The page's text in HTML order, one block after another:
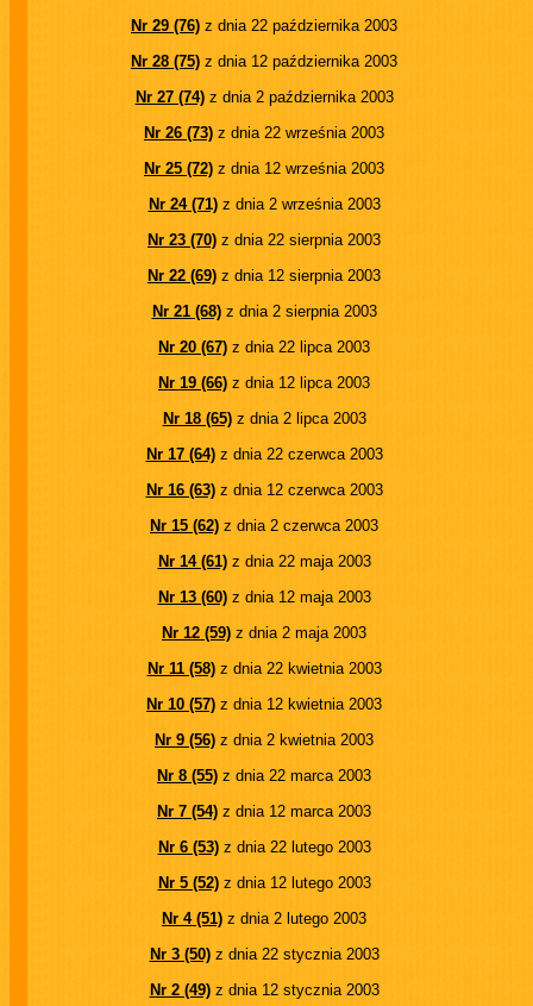
Nr 29 (76) z dnia 22 października 2003
Nr 28 (75) z dnia 12 października 2003
Nr 27 (74)z dnia 2 października 2003
Nr 26 (73) z dnia 22 września 2003
Nr 25 (72) z dnia 12 września 2003
Nr 24 (71)z dnia 2 września 2003
Nr 23 (70) z dnia 22 sierpnia 2003
Nr 22 (69) z dnia 12 sierpnia 2003
Nr 21 (68)z dnia 2 sierpnia 2003
Nr 20 (67) z dnia 22 lipca 2003
Nr 19 (66) z dnia 12 lipca 2003
Nr 18 (65)z dnia 2 lipca 2003
Nr 17 (64)z dnia 22 czerwca 2003
Nr 16 (63)z dnia 12 czerwca 2003
Nr 15 (62) z dnia 2 czerwca 2003
Nr 14 (61)z dnia 22 maja 2003
Nr 13 (60)z dnia 12 maja 2003
Nr 12 (59) z dnia 2 maja 2003
Nr 11 (58)z dnia 22 kwietnia 2003
Nr 10 (57) z dnia 12 kwietnia 2003
Nr 9 (56) z dnia 2 kwietnia 2003
Nr 8 (55) z dnia 22 marca 2003
Nr 7 (54) z dnia 12 marca 2003
Nr 6 (53)z dnia 22 lutego 2003
Nr 5 (52)z dnia 12 lutego 2003
Nr 4 (51) z dnia 2 lutego 2003
Nr 3 (50)z dnia 22 stycznia 2003
Nr 2 (49)z dnia 12 stycznia 2003